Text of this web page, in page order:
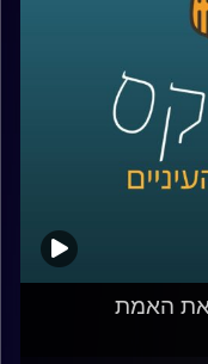
את האמת